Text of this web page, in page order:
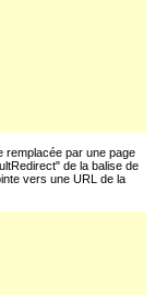
remplacée par une page
de la balise de
vers une URL de la